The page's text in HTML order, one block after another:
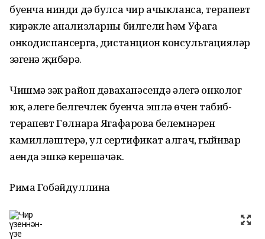
буенча нинди дә булса чир ачыкланса, терапевт
кирәкле анализларны билгели һәм Уфага
онкодиспансерга, дистанцион консультацияләр
үзәгенә җибәрә.
Чишмә үзәк район дәваханәсендә әлегә онколог
юк, әлеге белгечлек буенча эшләү өчен табиб-
терапевт Гөлнара Ягафарова белемнәрен
камилләштерә, ул сертификат алгач, гыйнвар
аенда эшкә керешәчәк.
Рима Гобәйдуллина